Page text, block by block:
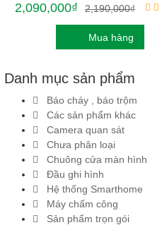
2,190,000₫
2,090,000₫
Mua hàng
Danh mục sản phẩm
Báo cháy , báo trộm
Các sản phẩm khác
Camera quan sát
Chưa phân loại
Chuông cửa màn hình
Đầu ghi hình
Hệ thống Smarthome
Máy chấm công
Sản phẩm trọn gói